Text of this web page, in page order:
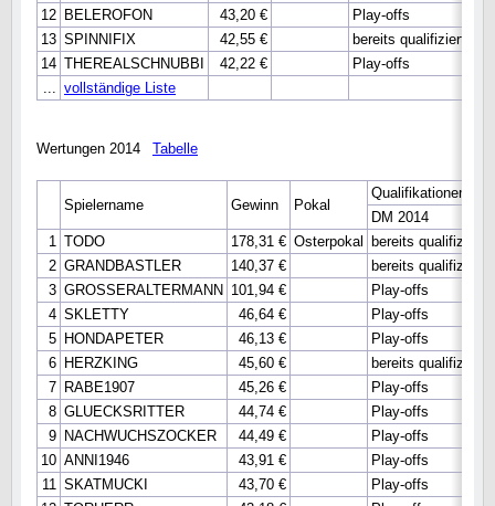
12 BELEROFON 43,20 €
Play-offs
13 SPINNIFIX 42,55 €
bereits qualifiziert
14 THEREALSCHNUBBI 42,22 €
Play-offs
... vollständige Liste
Wertungen 2014 Tabelle
Spielername Gewinn Pokal
Qualifikationen
DM 2014
1 TODO 178,31 € Osterpokal bereits qualifiziert
2 GRANDBASTLER 140,37 € bereits qualifiziert
3 GROSSERALTERMANN 101,94 € Play-offs
4 SKLETTY 46,64 € Play-offs
5 HONDAPETER 46,13 € Play-offs
6 HERZKING 45,60 € bereits qualifiziert
7 RABE1907 45,26 €
Play-offs
8 GLUECKSRITTER 44,74 €
Play-offs
9 NACHWUCHSZOCKER 44,49 €
Play-offs
10 ANNI1946 43,91 €
Play-offs
11 SKATMUCKI 43,70 €
Play-offs